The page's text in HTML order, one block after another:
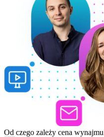
Od czego zależy cena